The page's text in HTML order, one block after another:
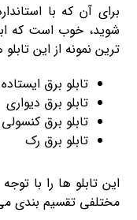
برای آن که با
شوید، خوب است که
ترین نمونه از این
تابلو برق ایستاده
تابلو برق دیواری
تابلو برق کنسولی
تابلو برق رک
این تابلو ها را با
مختلفی تقسیم بندی